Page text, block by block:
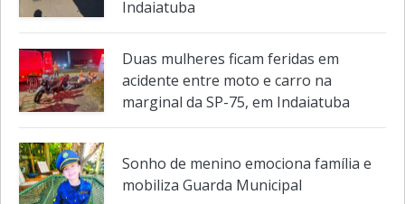
Indaiatuba
Duas mulheres ficam feridas em
acidente entre moto e carro na
marginal da SP-75, em Indaiatuba
Sonho de menino emociona família e
mobiliza Guarda Municipal